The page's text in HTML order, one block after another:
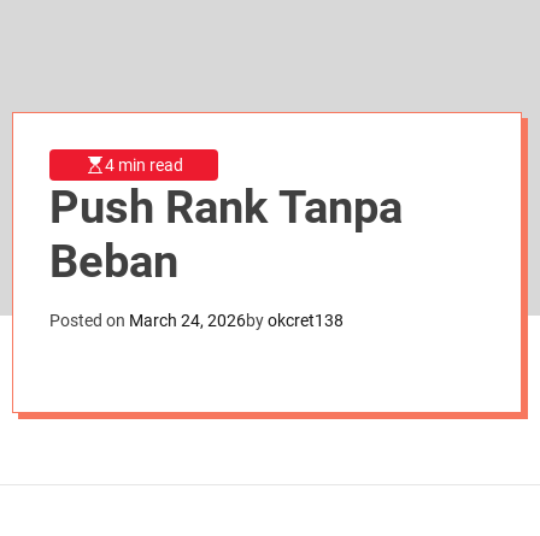
4 min read
Push Rank Tanpa
Beban
Posted on March 24, 2026byokcret138